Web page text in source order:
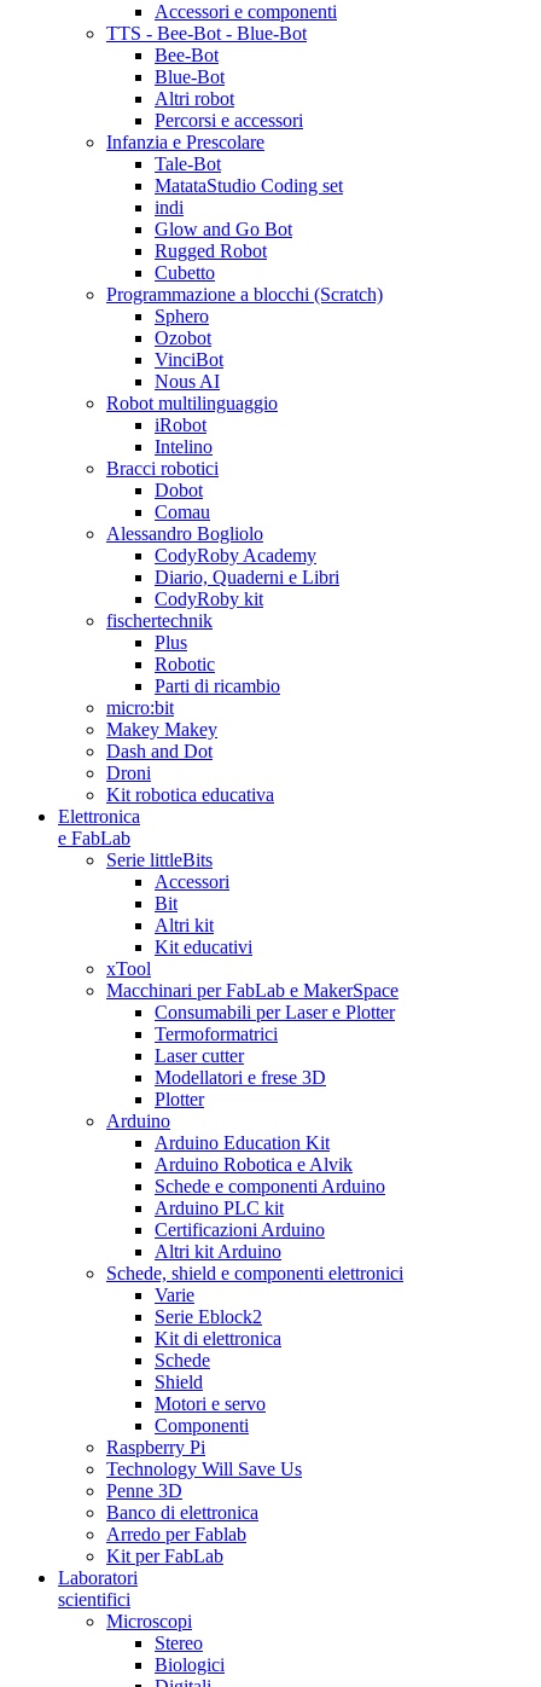
Accessori e componenti
TTS - Bee-Bot - Blue-Bot
Bee-Bot
Blue-Bot
Altri robot
Percorsi e accessori
Infanzia e Prescolare
Tale-Bot
MatataStudio Coding set
indi
Glow and Go Bot
Rugged Robot
Cubetto
Programmazione a blocchi (Scratch)
Sphero
Ozobot
VinciBot
Nous AI
Robot multilinguaggio
iRobot
Intelino
Bracci robotici
Dobot
Comau
Alessandro Bogliolo
CodyRoby Academy
Diario, Quaderni e Libri
CodyRoby kit
fischertechnik
Plus
Robotic
Parti di ricambio
micro:bit
Makey Makey
Dash and Dot
Droni
Kit robotica educativa
Elettronica
e FabLab
Serie littleBits
Accessori
Bit
Altri kit
Kit educativi
xTool
Macchinari per FabLab e MakerSpace
Consumabili per Laser e Plotter
Termoformatrici
Laser cutter
Modellatori e frese 3D
Plotter
Arduino
Arduino Education Kit
Arduino Robotica e Alvik
Schede e componenti Arduino
Arduino PLC kit
Certificazioni Arduino
Altri kit Arduino
Schede, shield e componenti elettronici
Varie
Serie Eblock2
Kit di elettronica
Schede
Shield
Motori e servo
Componenti
Raspberry Pi
Technology Will Save Us
Penne 3D
Banco di elettronica
Arredo per Fablab
Kit per FabLab
Laboratori
scientifici
Microscopi
Stereo
Biologici